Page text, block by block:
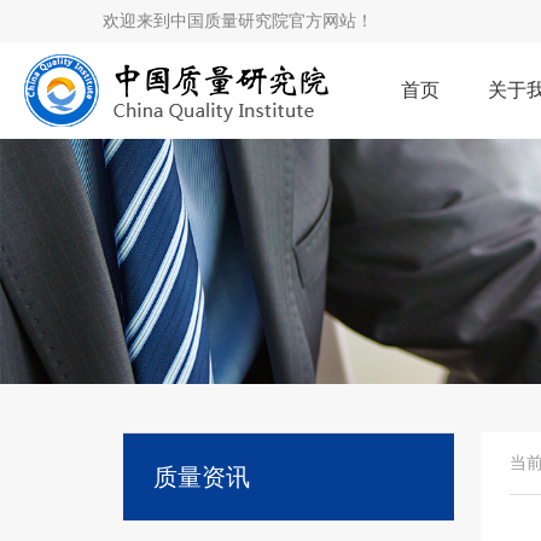
欢迎来到中国质量研究院官方网站！
首页 关于
当
质量资讯